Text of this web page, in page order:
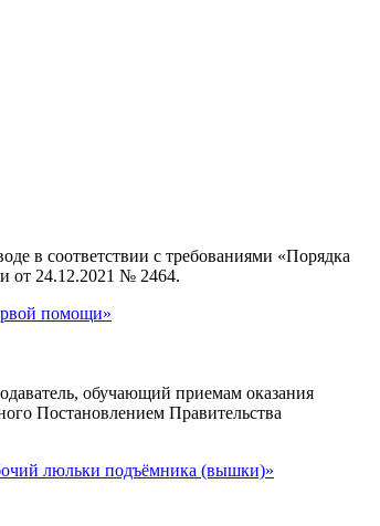
в соответствии с требованиями «Порядка
от 24.12.2021 № 2464.
помощи»
обучающий приемам оказания
Постановлением Правительства
люльки подъёмника (вышки)»